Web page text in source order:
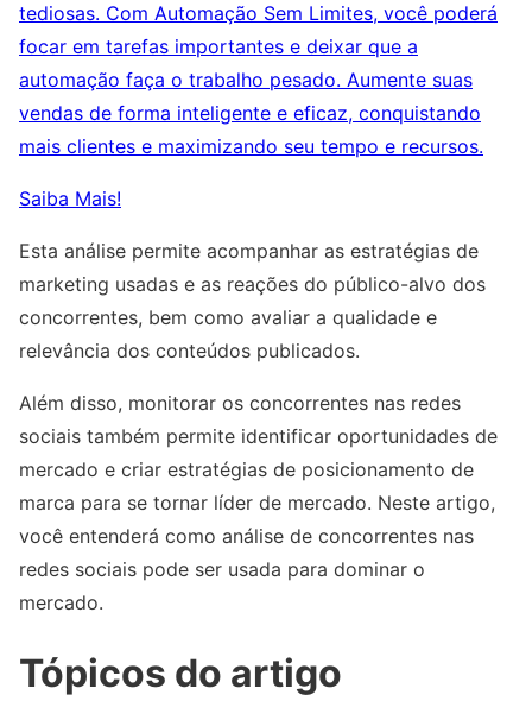
tediosas. Com Automação Sem Limites, você poderá
focar em tarefas importantes e deixar que a
automação faça o trabalho pesado. Aumente suas
vendas de forma inteligente e eficaz, conquistando
mais clientes e maximizando seu tempo e recursos.
Saiba Mais!
Esta análise permite acompanhar as estratégias de
marketing usadas e as reações do público-alvo dos
concorrentes, bem como avaliar a qualidade e
relevância dos conteúdos publicados.
Além disso, monitorar os concorrentes nas redes
sociais também permite identificar oportunidades de
mercado e criar estratégias de posicionamento de
marca para se tornar líder de mercado. Neste artigo,
você entenderá como análise de concorrentes nas
redes sociais pode ser usada para dominar o
mercado.
Tópicos do artigo